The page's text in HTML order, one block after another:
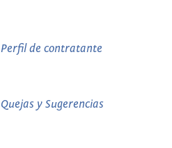
Perfil de contratante
Quejas y Sugerencias